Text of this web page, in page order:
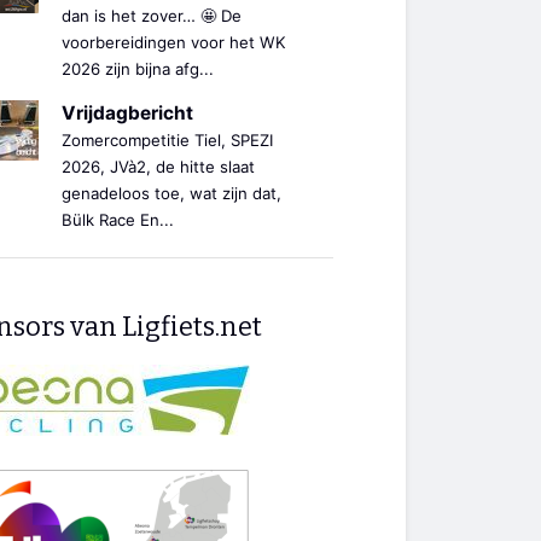
dan is het zover… 🤩 De
voorbereidingen voor het WK
2026 zijn bijna afg...
Vrijdagbericht
Zomercompetitie Tiel, SPEZI
2026, JVà2, de hitte slaat
genadeloos toe, wat zijn dat,
Bülk Race En...
van Ligfiets.net